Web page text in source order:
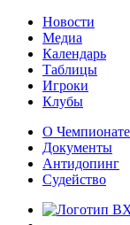
Новости
Медиа
Календарь
Таблицы
Игроки
Клубы
О Чемпионате
Документы
Антидопинг
Судейство